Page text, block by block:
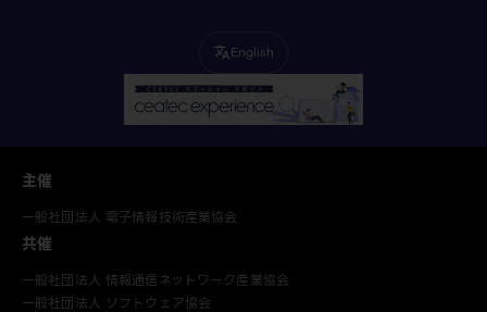
translateEnglish
主催
一般社団法人 電子情報技術産業協会
共催
一般社団法人 情報通信ネットワーク産業協会
一般社団法人 ソフトウェア協会